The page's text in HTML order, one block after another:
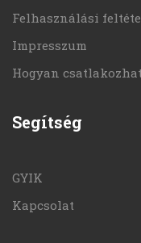
Felhasználási
Impresszum
Hogyan
Segítség
GYIK
Kapcsolat